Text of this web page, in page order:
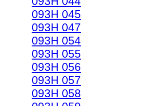
093H 045
093H 047
093H 054
093H 055
093H 056
093H 057
093H 058